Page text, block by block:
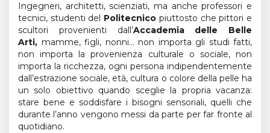
Ingegneri, architetti, scienziati, ma anche professori e
tecnici, studenti del Politecnico piuttosto che pittori e
scultori provenienti dall’Accademia delle Belle
Arti, mamme, figli, nonni… non importa gli studi fatti,
non importa la provenienza culturale o sociale, non
importa la ricchezza, ogni persona indipendentemente
dall’estrazione sociale, età, cultura o colore della pelle ha
un solo obiettivo quando sceglie la propria vacanza:
stare bene e soddisfare i bisogni sensoriali, quelli che
durante l’anno vengono messi da parte per far fronte al
quotidiano.